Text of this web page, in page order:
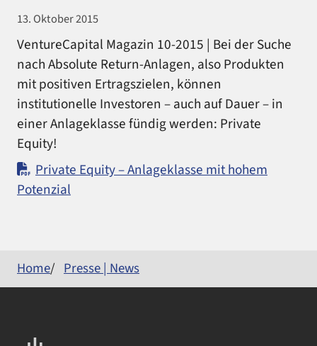
13. Oktober 2015
VentureCapital Magazin 10-2015 | Bei der Suche
nach Absolute Return-Anlagen, also Produkten
mit positiven Ertragszielen, können
institutionelle Investoren – auch auf Dauer – in
einer Anlageklasse fündig werden: Private
Equity!
Private Equity – Anlageklasse mit hohem
Potenzial
Home Presse | News